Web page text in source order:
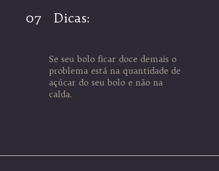
Dicas:
07
Se seu bolo ficar doce demais o
problema está na quantidade de
açúcar do seu bolo e não na
calda.